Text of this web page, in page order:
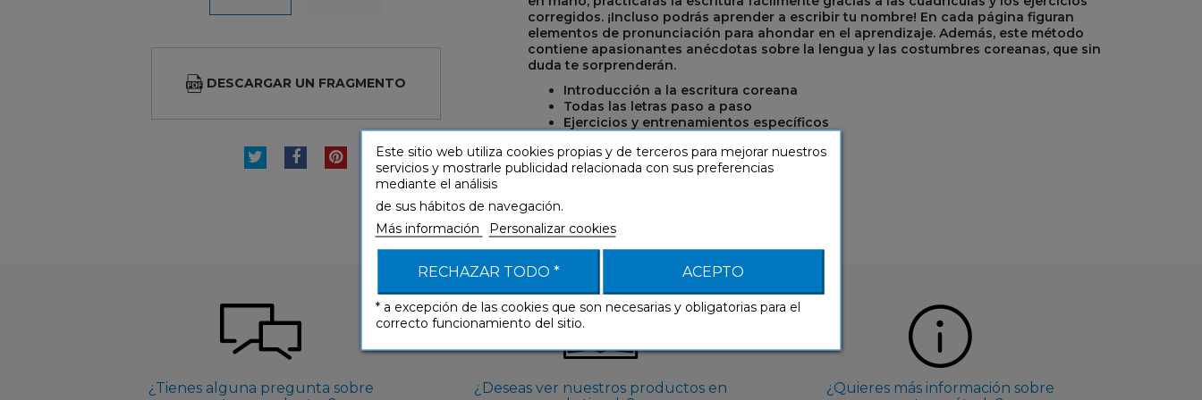
DESCARGAR UN FRAGMENTO
TUITEAR
COMPARTIR
PINTEREST
corregidos. ¡Incluso podrás aprender a escribir tu nombre! En cada página figuran
elementos de pronunciación para ahondar en el aprendizaje. Además, este método
contiene apasionantes anécdotas sobre la lengua y las costumbres coreanas, que sin
duda te sorprenderán.
Introducción a la escritura coreana
Todas las letras paso a paso
Ejercicios y entrenamientos específicos
¿Tienes alguna pregunta sobre
¿Deseas ver nuestros productos en
¿Quieres más información sobre
Este sitio web utiliza cookies propias y de terceros para mejorar nuestros
servicios y mostrarle publicidad relacionada con sus preferencias
mediante el análisis
de sus hábitos de navegación.
Más información
Personalizar cookies
RECHAZAR TODO * ACEPTO
* a excepción de las cookies que son necesarias y obligatorias para el
correcto funcionamiento del sitio.